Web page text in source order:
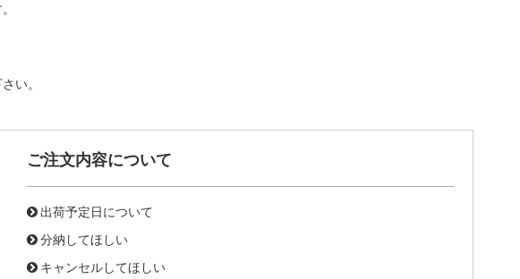
い。
ご注文内容について
出荷予定日について
分納してほしい
キャンセルしてほしい